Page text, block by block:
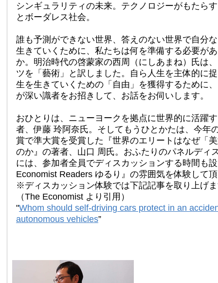
シンギュラリティの未来。テクノロジーがもたら
とボーダレス社会。
誰も予測ができない世界、答えのない世界で自分
生きていくために、私たちは何を準備する必要が
か。明治時代の啓蒙家の西周（にしあまね）氏は
ツを「藝術」と訳しました。自ら人生を主体的に
生を生きていくための「自由」を獲得するために
が深い識者をお招きして、お話をお伺いします。
おひとりは、ニューヨークを拠点に世界的に活躍
者、伊藤 玲阿奈氏。そしてもうひとかたは、今年
賞で準大賞を受賞した『世界のエリートはなぜ「
のか』の著者、山口 周氏。おふたりのパネルディ
には、参加者全員でディスカッションする時間も
Economist Readers ゆるり』の雰囲気を体験して
※ディスカッション体験では下記記事を取り上げ
（The Economist より引用）
"Whom should self-driving cars protect in an
autonomous vehicles”